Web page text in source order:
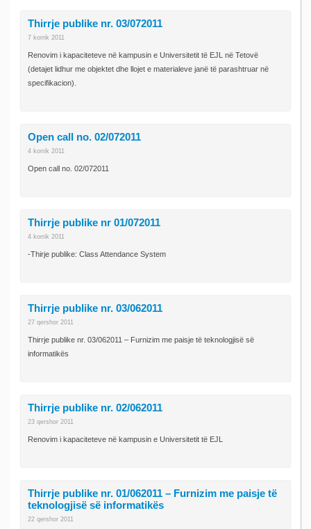
Thirrje publike nr. 03/072011
7 korrik 2011
Renovim i kapaciteteve në kampusin e Universitetit të EJL në Tetovë
(detajet lidhur me objektet dhe llojet e materialeve janë të parashtruar në
specifikacion).
Open call no. 02/072011
4 korrik 2011
Open call no. 02/072011
Thirrje publike nr 01/072011
4 korrik 2011
-Thirje publike: Class Attendance System
Thirrje publike nr. 03/062011
27 qershor 2011
Thirrje publike nr. 03/062011 – Furnizim me paisje të teknologjisë së
informatikës
Thirrje publike nr. 02/062011
23 qershor 2011
Renovim i kapaciteteve në kampusin e Universitetit të EJL
Thirrje publike nr. 01/062011 – Furnizim me paisje të
teknologjisë së informatikës
22 qershor 2011